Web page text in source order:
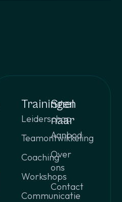
Trainingen
Leiderschap
Teamontwikkeling
Coaching
Workshops
Communicatie
Snel
naar
Aanbod
Over
ons
Contact